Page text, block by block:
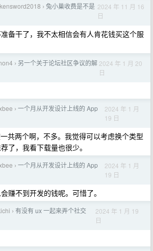
› 兔小巢收费是不是 2024 年 11 月 16
日
备干了，我不太相信会有人肯花钱买这个服
› 另一个关于论坛社区争议的解 2024 年 1 月 20
日
› 一个月从开发设计上线的 App
2024 年 1 月
19 日
共两个啊，不多。我觉得可以考虑换个类型
了，我看下载量也很少。
› 一个月从开发设计上线的 App
2024 年 1 月
19 日
赚不到开发的钱呢。可惜了。
› 有没有 ux 一起来弄个社交
2024 年 1 月 19
日